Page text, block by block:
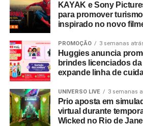
KAYAK e Sony
para promover
inspirado no novo
PROMOÇÃO 3 semanas
Huggies anuncia
brindes licenciados
expande linha de
UNIVERSO LIVE 3 semanas
Prio aposta em
virtual durante
Wicked no Rio de